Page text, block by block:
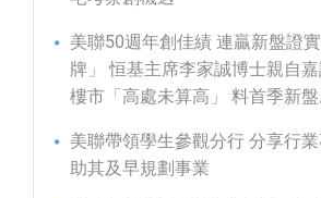
美聯50週年創佳績 連贏新盤證
牌」 恒基主席李家誠博士親自嘉
樓市「高處未算高」 料首季新
美聯帶領學生參觀分行 分享行
助其及早規劃事業